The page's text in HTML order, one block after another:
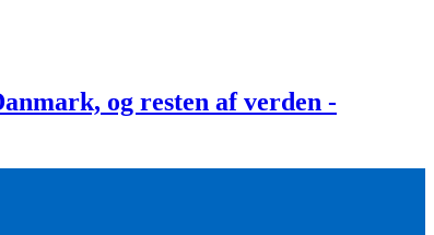
og resten af verden -